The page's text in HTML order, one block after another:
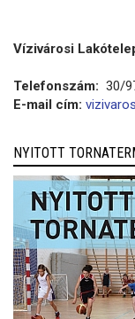
Vízivárosi
Telefonszám: 30/
E-mail cím:
NYITOTT